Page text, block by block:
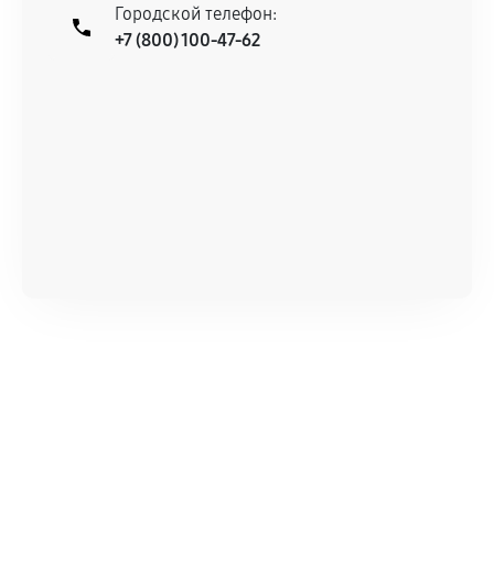
остается на стороне производителя или
продавца. За качество сторонних деталей
Городской телефон:
+7 (800) 100-47-62